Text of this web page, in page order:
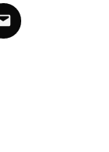
Email